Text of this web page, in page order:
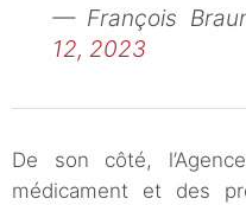
— François
12, 2023
De son côté,
médicament et des